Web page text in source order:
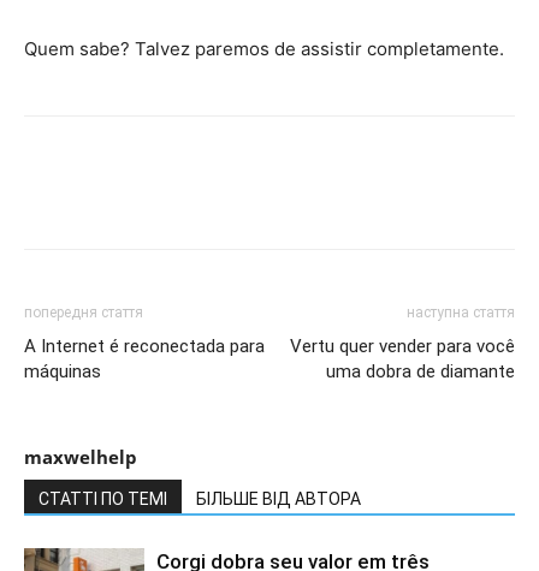
Quem sabe? Talvez paremos de assistir completamente.
попередня стаття
A Internet é reconectada para
máquinas
наступна стаття
Vertu quer vender para você
uma dobra de diamante
maxwelhelp
СТАТТІ ПО ТЕМІ БІЛЬШЕ ВІД АВТОРА
Corgi dobra seu valor em três